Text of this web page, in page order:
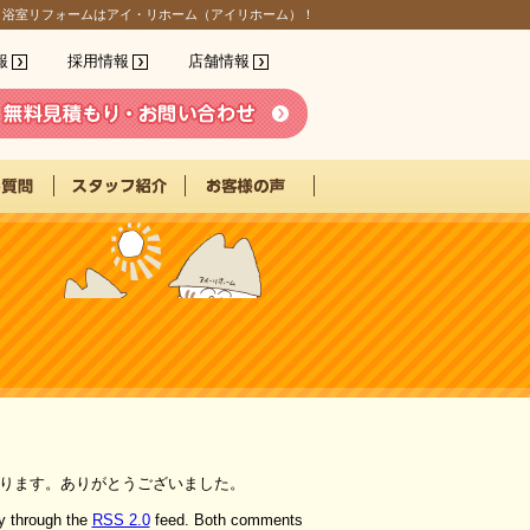
室リフォームはアイ・リホーム（アイリホーム）！
採用情報 店舗情報
す。ありがとうございました。
through the RSS 2.0feed. Both comments